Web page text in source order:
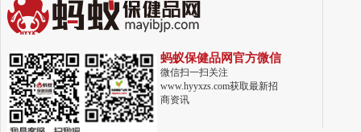
蚂蚁保健品网官方微信
微信扫一扫关注
www.hyyxzs.com获取最新招
商资讯